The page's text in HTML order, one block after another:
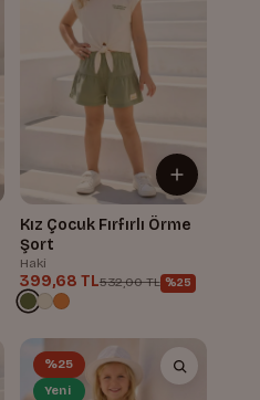
Kız Çocuk Fırfırlı Örme
Şort
Haki
399,68 TL532,00 TL %25
%25
Yeni